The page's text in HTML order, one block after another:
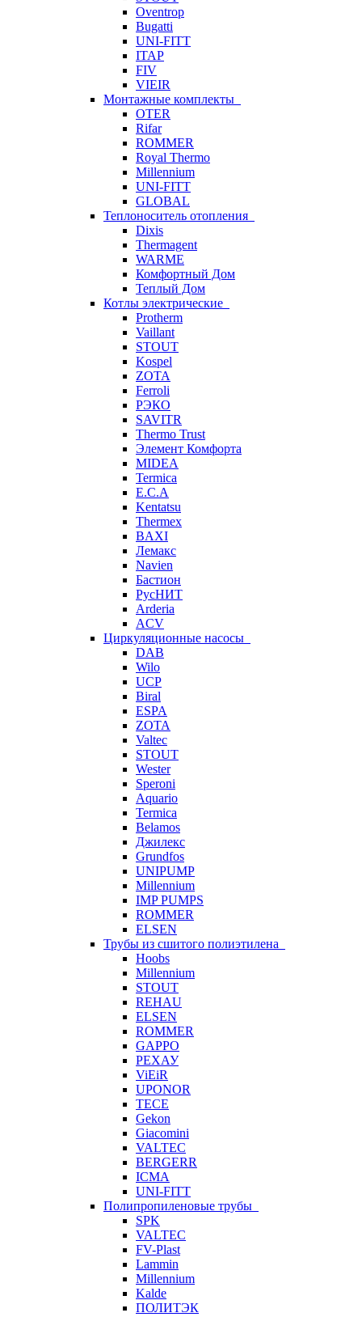
Oventrop
Bugatti
UNI-FITT
ITAP
FIV
VIEIR
Монтажные комплекты
OTER
Rifar
ROMMER
Royal Thermo
Millennium
UNI-FITT
GLOBAL
Теплоноситель отопления
Dixis
Thermagent
WARME
Комфортный Дом
Теплый Дом
Котлы электрические
Protherm
Vaillant
STOUT
Kospel
ZOTA
Ferroli
РЭКО
SAVITR
Thermo Trust
Элемент Комфорта
MIDEA
Termica
E.C.A
Kentatsu
Thermex
BAXI
Лемакс
Navien
Бастион
РусНИТ
Arderia
ACV
Циркуляционные насосы
DAB
Wilo
UCP
Biral
ESPA
ZOTA
Valtec
STOUT
Wester
Speroni
Aquario
Termica
Belamos
Джилекс
Grundfos
UNIPUMP
Millennium
IMP PUMPS
ROMMER
ELSEN
Трубы из сшитого полиэтилена
Hoobs
Millennium
STOUT
REHAU
ELSEN
ROMMER
GAPPO
РЕХАУ
ViEiR
UPONOR
TECE
Gekon
Giacomini
VALTEC
BERGERR
ICMA
UNI-FITT
Полипропиленовые трубы
SPK
VALTEC
FV-Plast
Lammin
Millennium
Kalde
ПОЛИТЭК